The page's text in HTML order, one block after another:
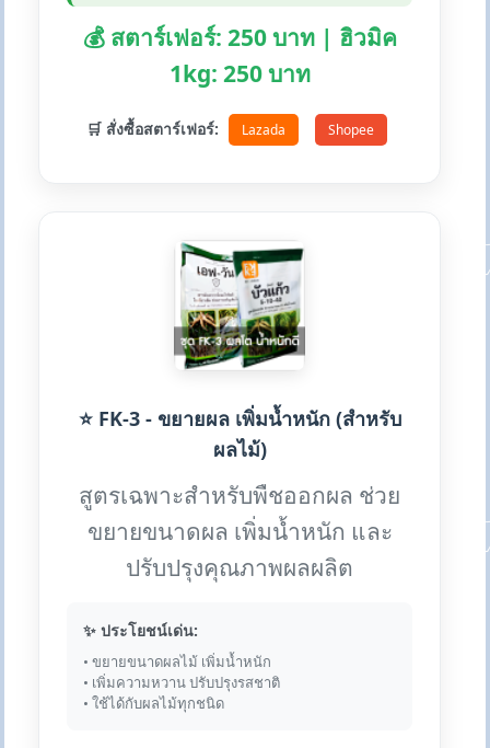
💰 สตาร์เฟอร์: 250 บาท | ฮิวมิค
1kg: 250 บาท
🛒 สั่งซื้อสตาร์เฟอร์: Lazada Shopee
⭐ FK-3 - ขยายผล เพิ่มน้ำหนัก (สำหรับ
ผลไม้)
สูตรเฉพาะสำหรับพืชออกผล ช่วย
ขยายขนาดผล เพิ่มน้ำหนัก และ
ปรับปรุงคุณภาพผลผลิต
✨ ประโยชน์เด่น:
• ขยายขนาดผลไม้ เพิ่มน้ำหนัก
• เพิ่มความหวาน ปรับปรุงรสชาติ
• ใช้ได้กับผลไม้ทุกชนิด